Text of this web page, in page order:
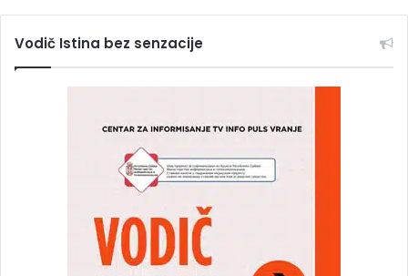
Vodič Istina bez senzacije